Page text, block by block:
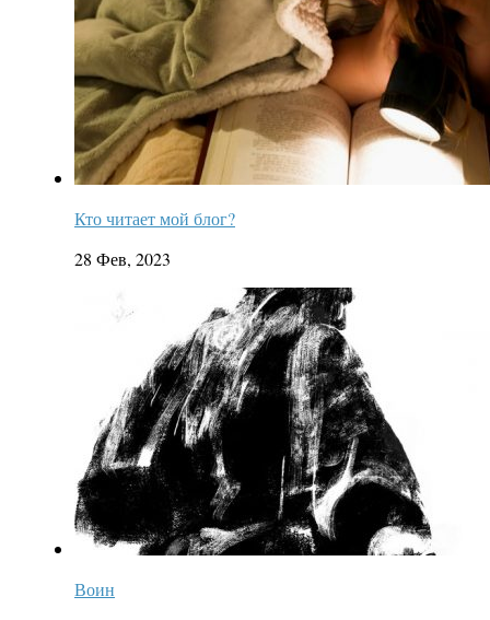
Кто читает мой блог?
28 Фев, 2023
Воин